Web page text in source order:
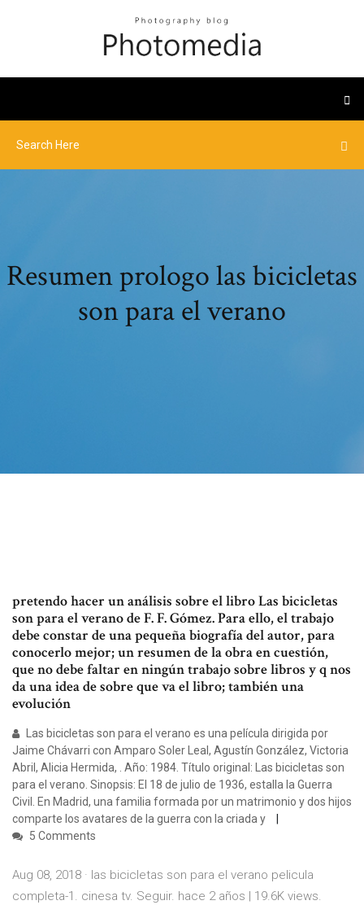
Resumen prologo las bicicletas
son para el verano
pretendo hacer un análisis sobre el libro Las bicicletas
son para el verano de F. F. Gómez. Para ello, el trabajo
debe constar de una pequeña biografía del autor, para
conocerlo mejor; un resumen de la obra en cuestión,
que no debe faltar en ningún trabajo sobre libros y q nos
da una idea de sobre que va el libro; también una
evolución
Las bicicletas son para el verano es una película dirigida por
Jaime Chávarri con Amparo Soler Leal, Agustín González, Victoria
Abril, Alicia Hermida, . Año: 1984. Título original: Las bicicletas son
para el verano. Sinopsis: El 18 de julio de 1936, estalla la Guerra
Civil. En Madrid, una familia formada por un matrimonio y dos hijos
comparte los avatares de la guerra con la criada y
5 Comments
Aug 08, 2018 · las bicicletas son para el verano pelicula
completa-1. cinesa tv. Seguir. hace 2 años | 19.6K views.